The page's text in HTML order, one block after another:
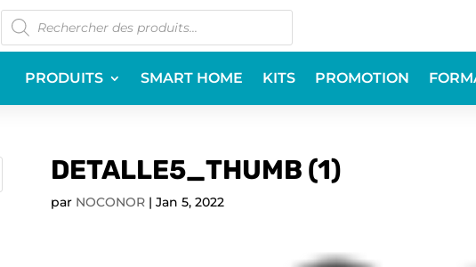
Recherche
de
produits
PRODUITS SMART HOME KITS PROMOTION
DETALLE5_THUMB (1)
par NOCONOR| Jan 5, 2022